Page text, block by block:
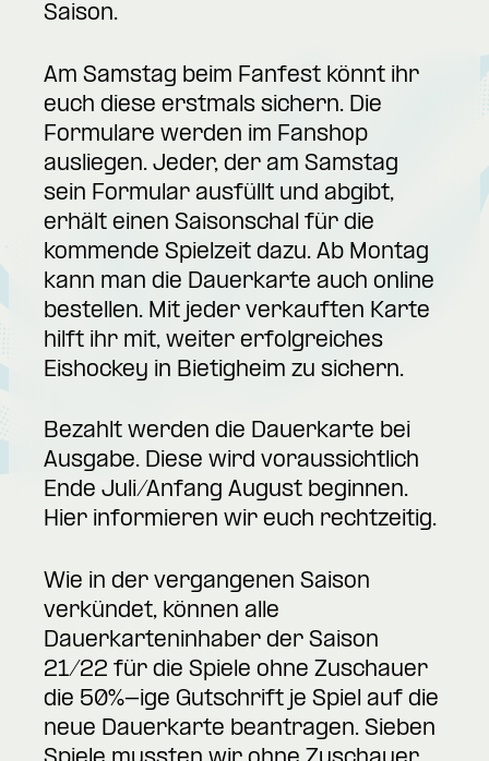
Saison.
Am Samstag beim Fanfest könnt ihr
euch diese erstmals sichern. Die
Formulare werden im Fanshop
ausliegen. Jeder, der am Samstag
sein Formular ausfüllt und abgibt,
erhält einen Saisonschal für die
kommende Spielzeit dazu. Ab Montag
kann man die Dauerkarte auch online
bestellen. Mit jeder verkauften Karte
hilft ihr mit, weiter erfolgreiches
Eishockey in Bietigheim zu sichern.
Bezahlt werden die Dauerkarte bei
Ausgabe. Diese wird voraussichtlich
Ende Juli/Anfang August beginnen.
Hier informieren wir euch rechtzeitig.
Wie in der vergangenen Saison
verkündet, können alle
Dauerkarteninhaber der Saison
21/22 für die Spiele ohne Zuschauer
die 50%-ige Gutschrift je Spiel auf die
neue Dauerkarte beantragen. Sieben